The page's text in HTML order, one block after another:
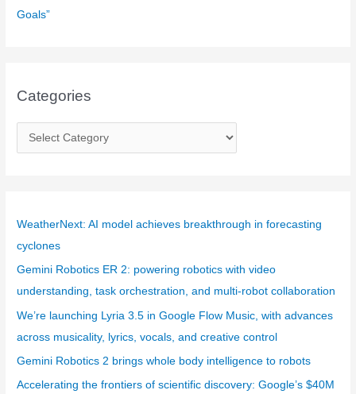
Goals”
Categories
a
g
WeatherNext: AI model achieves breakthrough in forecasting
cyclones
Gemini Robotics ER 2: powering robotics with video
understanding, task orchestration, and multi-robot collaboration
We’re launching Lyria 3.5 in Google Flow Music, with advances
across musicality, lyrics, vocals, and creative control
Gemini Robotics 2 brings whole body intelligence to robots
Accelerating the frontiers of scientific discovery: Google’s $40M